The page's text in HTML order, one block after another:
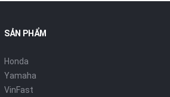
SẢN PHẨM
Honda
Yamaha
VinFast